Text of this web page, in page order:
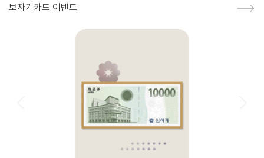
보자기카드 이벤트